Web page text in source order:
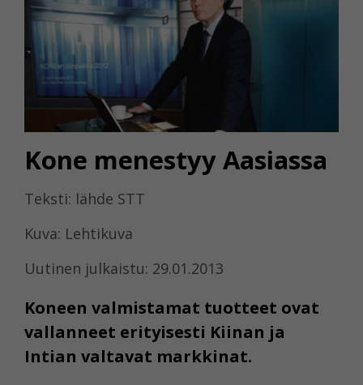
Kone menestyy Aasiassa
Teksti: lähde STT
Kuva: Lehtikuva
Uutinen julkaistu: 29.01.2013
Koneen valmistamat tuotteet ovat
vallanneet erityisesti Kiinan ja
Intian valtavat markkinat.